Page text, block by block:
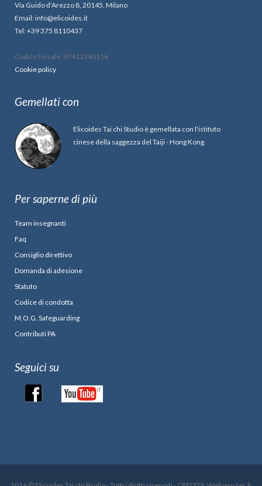
Via Guido d’Arezzo 8, 20145, Milano
Email: info@elicoides.it
Tel: +39 375 8110437
Codice Fiscale: 97412340156
Cookie policy
Gemellati con
Elicoides Tai chi Studio è gemellata con l'istituto
cinese della saggezza del Taiji - Hong Kong
Per saperne di più
Team insegnanti
Faq
Consiglio direttivo
Domanda di adesione
Statuto
Codice di condotta
M.O.G. Safeguarding
Contributi PA
Seguici su